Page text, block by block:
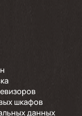
шкафов
данных